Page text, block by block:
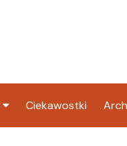
Ciekawostki